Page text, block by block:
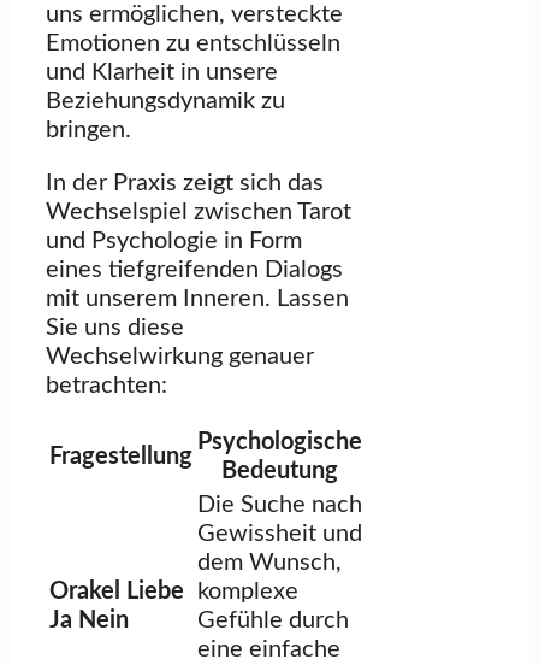
uns ermöglichen, versteckte
Emotionen zu entschlüsseln
und Klarheit in unsere
Beziehungsdynamik zu
bringen.
In der Praxis zeigt sich das
Wechselspiel zwischen Tarot
und Psychologie in Form
eines tiefgreifenden Dialogs
mit unserem Inneren. Lassen
Sie uns diese
Wechselwirkung genauer
betrachten:
Fragestellung
Psychologische
Bedeutung
Orakel Liebe
Ja Nein
Die Suche nach
Gewissheit und
dem Wunsch,
komplexe
Gefühle durch
eine einfache